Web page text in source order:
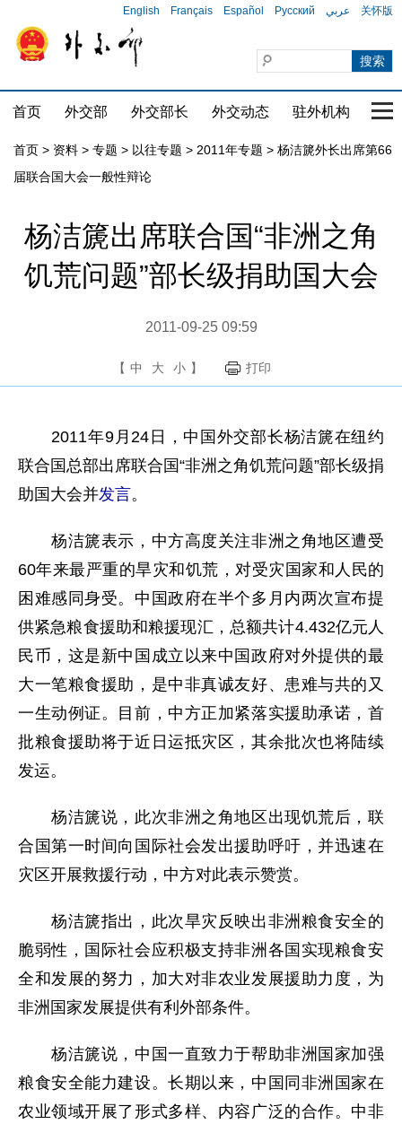
English Français Español Русский عربي 关怀版
首页 外交部 外交部长 外交动态 驻外机构 国
首页 > 资料 > 专题 > 以往专题 > 2011年专题 > 杨洁篪外长出席第66
届联合国大会一般性辩论
杨洁篪出席联合国“非洲之角
饥荒问题”部长级捐助国大会
2011-09-25 09:59
【 中 大 小 】 打印
2011年9月24日，中国外交部长杨洁篪在纽约
联合国总部出席联合国“非洲之角饥荒问题”部长级捐
助国大会并发言。
杨洁篪表示，中方高度关注非洲之角地区遭受
60年来最严重的旱灾和饥荒，对受灾国家和人民的
困难感同身受。中国政府在半个多月内两次宣布提
供紧急粮食援助和粮援现汇，总额共计4.432亿元人
民币，这是新中国成立以来中国政府对外提供的最
大一笔粮食援助，是中非真诚友好、患难与共的又
一生动例证。目前，中方正加紧落实援助承诺，首
批粮食援助将于近日运抵灾区，其余批次也将陆续
发运。
杨洁篪说，此次非洲之角地区出现饥荒后，联
合国第一时间向国际社会发出援助呼吁，并迅速在
灾区开展救援行动，中方对此表示赞赏。
杨洁篪指出，此次旱灾反映出非洲粮食安全的
脆弱性，国际社会应积极支持非洲各国实现粮食安
全和发展的努力，加大对非农业发展援助力度，为
非洲国家发展提供有利外部条件。
杨洁篪说，中国一直致力于帮助非洲国家加强
粮食安全能力建设。长期以来，中国同非洲国家在
农业领域开展了形式多样、内容广泛的合作。中非